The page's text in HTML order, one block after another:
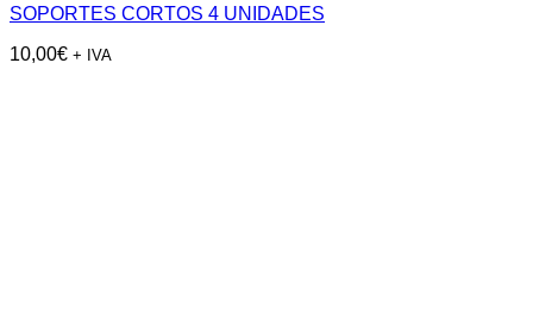
SOPORTES CORTOS 4 UNIDADES
10,00€ + IVA